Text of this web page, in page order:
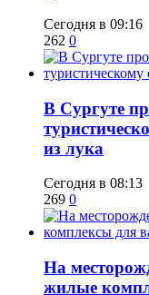
Сегодня в 09:16
262 0
В Сургуте
из лука
Сегодня в 08:13
269 0
​На
жилые